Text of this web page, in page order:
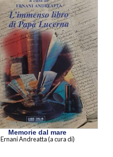
Memorie dal mare
Ernani Andreatta (a cura di)